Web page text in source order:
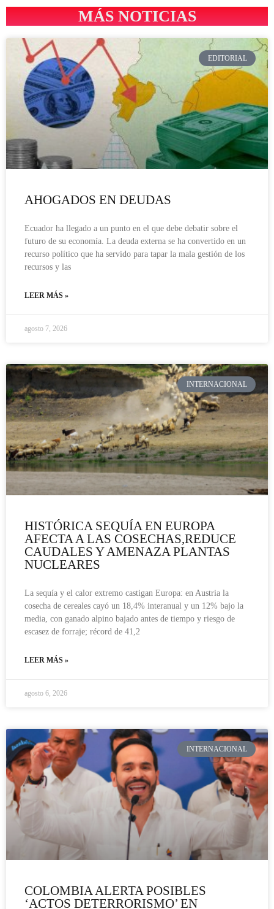
MÁS NOTICIAS
EDITORIAL
AHOGADOS EN DEUDAS
Ecuador ha llegado a un punto en el que debe debatir sobre el
futuro de su economía. La deuda externa se ha convertido en un
recurso político que ha servido para tapar la mala gestión de los
recursos y las
LEER MÁS »
agosto 7, 2026
INTERNACIONAL
HISTÓRICA SEQUÍA EN EUROPA
AFECTA A LAS COSECHAS,REDUCE
CAUDALES Y AMENAZA PLANTAS
NUCLEARES
La sequía y el calor extremo castigan Europa: en Austria la
cosecha de cereales cayó un 18,4% interanual y un 12% bajo la
media, con ganado alpino bajado antes de tiempo y riesgo de
escasez de forraje; récord de 41,2
LEER MÁS »
agosto 6, 2026
INTERNACIONAL
COLOMBIA ALERTA POSIBLES
‘ACTOS DETERRORISMO’ EN